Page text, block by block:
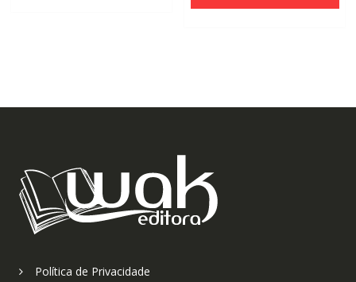
Política de Privacidade